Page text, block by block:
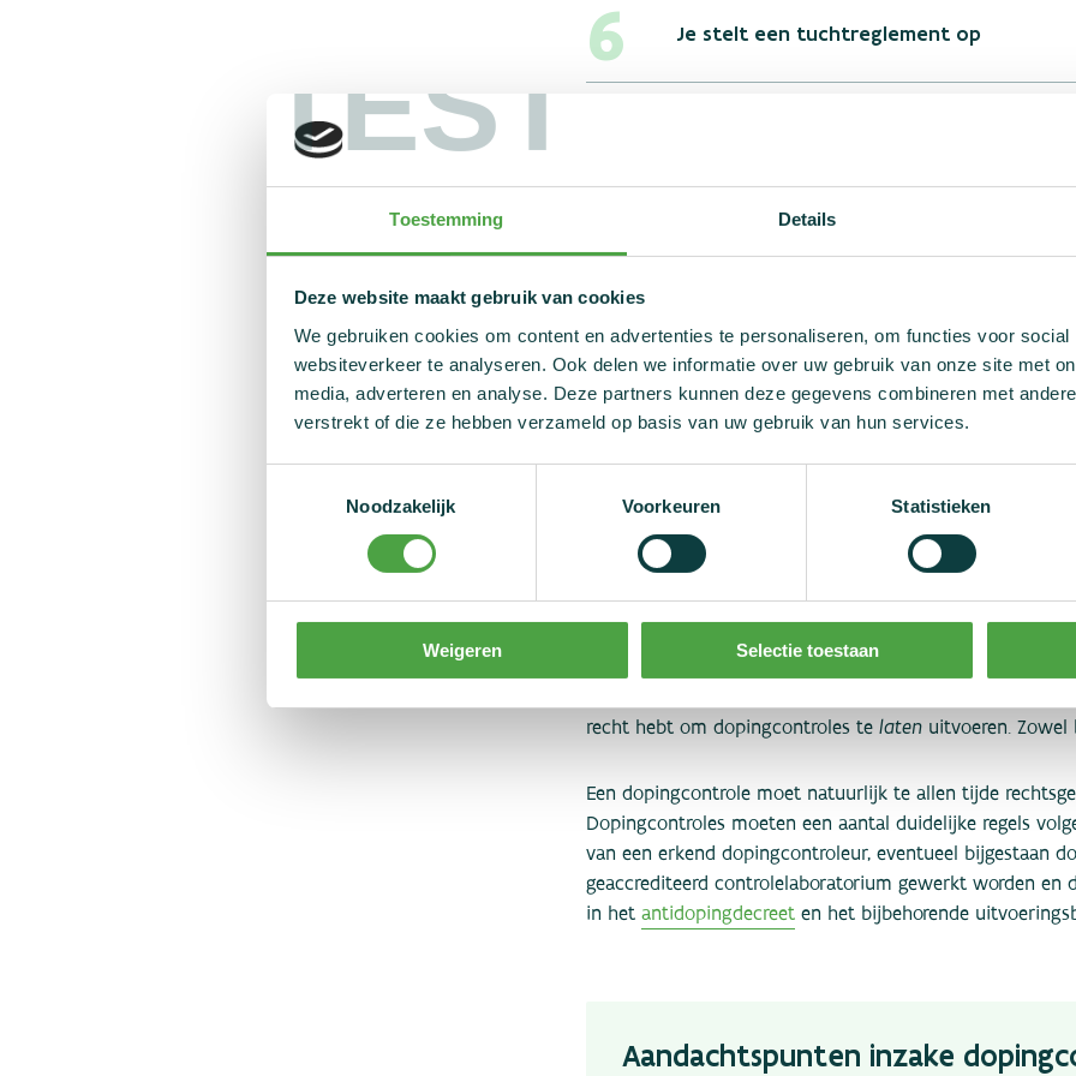
TEST
Toestemming Details
Deze website maakt gebruik van cookies
We gebruiken cookies om content en advertenties te personaliseren, om functies voor
websiteverkeer te analyseren. Ook delen we informatie over uw gebruik van onze site met
media, adverteren en analyse. Deze partners kunnen deze gegevens combineren met
verstrekt of die ze hebben verzameld op basis van uw gebruik van hun services.
Noodzakelijk
Voorkeuren Statistieken
Weigeren Selectie toestaan
Je stelt een tuchtreglement op
Heeft jouw organisatie al een
Willen we in Vlaanderen een sterk en doeltreffend
Wist je dat je als
dopingcontroles te laten
recht hebt om dopingcontroles te latenuitvoeren. Zowel
Een dopingcontrole moet natuurlijk te allen tijde
Dopingcontroles moeten een aantal duidelijke regels
van een erkend dopingcontroleur, eventueel bijgestaan
geaccrediteerd controlelaboratorium gewerkt worden en
in het antidopingdecreeten het bijbehorende
Aandachtspunten inzake